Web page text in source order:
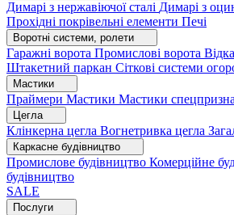
Димарі з нержавіючої сталі Димарі з
Прохідні покрівельні елементи Печі
Воротні системи, ролети
Гаражні ворота Промислові ворота
Штакетний паркан Сіткові системи
Мастики
Праймери Мастики Мастики
Цегла
Клінкерна цегла Вогнетривка цегла
Каркасне будівництво
Промислове будівництво Комерційне
будівництво
SALE
Послуги